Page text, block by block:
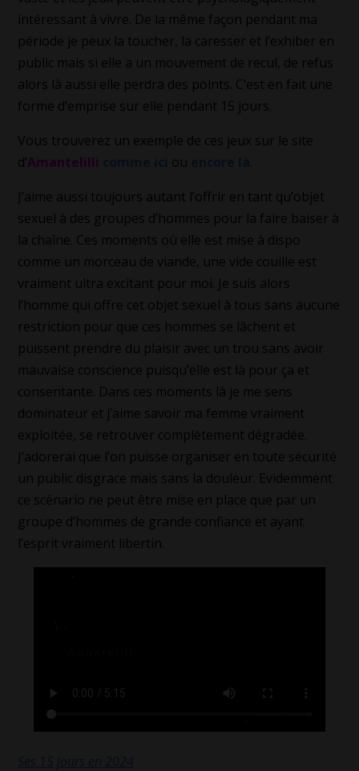
intéressant à vivre. De la même façon pendant ma
période je peux la toucher, la caresser et l’exhiber en
public mais si elle a un mouvement de recul, de refus
alors là aussi elle perdra des points. C’est en fait une
forme d’emprise sur elle pendant 15 jours.
Vous trouverez un exemple de ces jeux sur le site
d’Amantelilli ou
J’aime aussi toujours autant l’offrir en tant qu’objet
sexuel à des groupes d’hommes pour la faire baiser à
la chaîne. Ces moments où elle est mise à dispo
comme un morceau de viande, une vide couille est
vraiment ultra excitant pour moi. Je suis alors
l’homme qui offre cet objet sexuel à tous sans aucune
restriction pour que ces hommes se lâchent et
puissent prendre du plaisir avec un trou sans avoir
mauvaise conscience puisqu’elle est là pour ça et
consentante. Dans ces moments là je me sens
dominateur et j’aime savoir ma femme vraiment
exploitée, se retrouver complètement dégradée.
J’adorerai que l’on puisse organiser en toute sécurité
un public disgrace mais sans la douleur. Evidemment
ce scénario ne peut être mise en place que par un
groupe d’hommes de grande confiance et ayant
l’esprit vraiment libertin.